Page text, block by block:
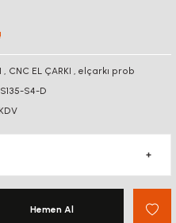
, CNC EL ÇARKI , elçarkı prob
S4-D
Hemen Al